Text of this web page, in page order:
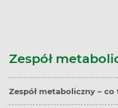
Zespół
Zespół metaboliczny –